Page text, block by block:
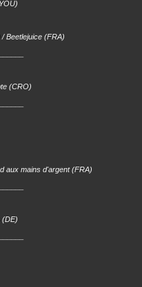
Beetlejuice (FRA)
(CRO)
aux mains d'argent (FRA)
(DE)